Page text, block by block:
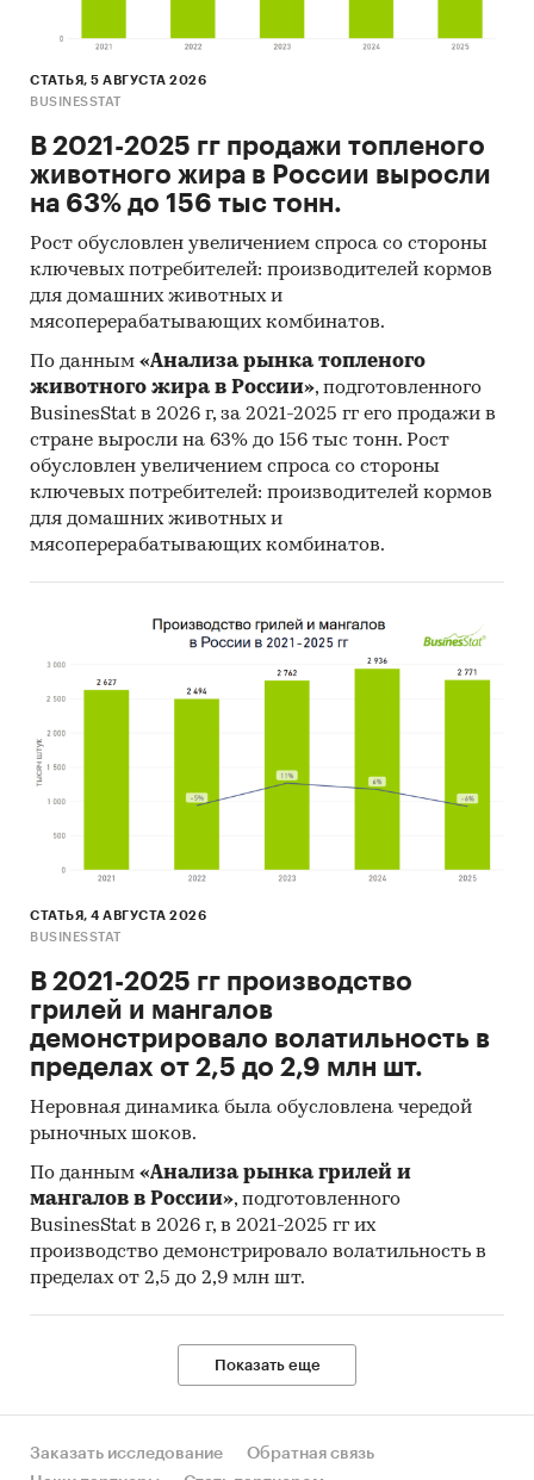
данных.
9. Результаты ценовых мониторингов.
10. Материалы и базы данных статистики ООН
(United Nations Statistics Division: Commodity
Trade Statistics, Industrial Commodity Statistics,
Food and Agriculture Organization и др.).
11. Материалы Международного Валютного
Фонда (International Monetary Fund).
12. Материалы Всемирного банка (World Bank).
13. Материалы ВТО (World Trade Organization).
14. Материалы Организации экономического
сотрудничества и развития (Organization for
Economic Cooperation and Development).
15. Материалы International Trade Centre.
17. Результаты исследований DISCOVERY
Объем и структура выборки
Процедура контент-анализа документов не
предполагает расчета объема выборочной
совокупности. Обработке и анализу подлежат
Резюме:
Маркетинговое агентство DISCOVERY Research
Group завершило исследование рынка
кишечного тракта в России.
Объем рынка препаратов для лечения
желудочно-кишечного тракта в России в 2018 г.
Рынок препаратов для лечения желудочно-
кишечного тракта в России состоит из
следующих сегментов:
Детские препараты для лечения заболеваний
желудочно-кишечного тракта.
Препараты для лечения диареи
Препараты для лечения синдрома
раздраженного кишечника
и изжоги
СТАТЬЯ, 5 АВГУСТА 2026
BUSINESSTAT
В 2021-2025 гг продажи топленого
животного жира в России выросли
на 63% до 156 тыс тонн.
Рост обусловлен увеличением спроса со стороны
ключевых потребителей: производителей кормов
для домашних животных и
мясоперерабатывающих комбинатов.
По данным «Анализа рынка топленого
животного жира в России», подготовленного
BusinesStat в 2026 г, за 2021-2025 гг его продажи в
стране выросли на 63% до 156 тыс тонн. Рост
обусловлен увеличением спроса со стороны
ключевых потребителей: производителей кормов
для домашних животных и
мясоперерабатывающих комбинатов.
СТАТЬЯ, 4 АВГУСТА 2026
BUSINESSTAT
В 2021-2025 гг производство
грилей и мангалов
демонстрировало волатильность в
пределах от 2,5 до 2,9 млн шт.
Неровная динамика была обусловлена чередой
рыночных шоков.
По данным «Анализа рынка грилей и
мангалов в России», подготовленного
BusinesStat в 2026 г, в 2021-2025 гг их
производство демонстрировало волатильность в
пределах от 2,5 до 2,9 млн шт.
Показать еще
Заказать исследование
Обратная связь